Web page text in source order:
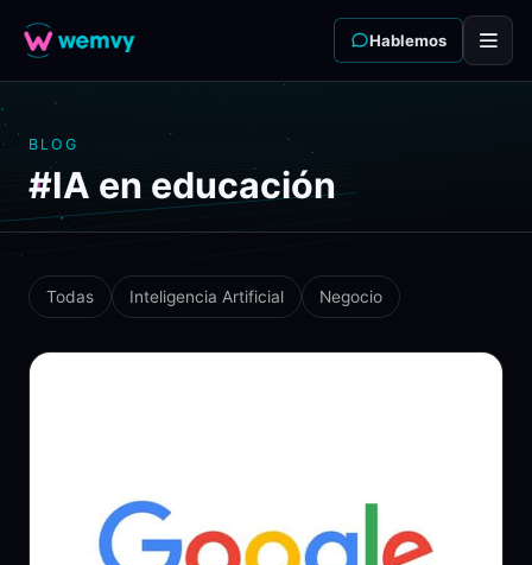
Hablemos
BLOG
#IA en educación
Todas Inteligencia Artificial Negocio